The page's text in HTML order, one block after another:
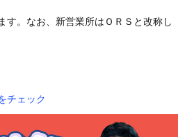
す。なお、新営業所はＯＲＳと改称し
チェック